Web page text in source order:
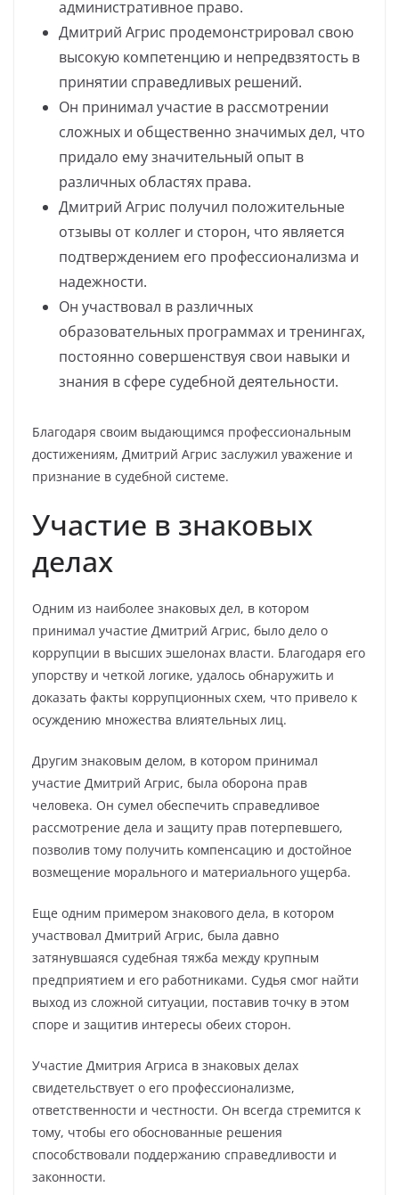
административное право.
Дмитрий Агрис продемонстрировал свою
высокую компетенцию и непредвзятость в
принятии справедливых решений.
Он принимал участие в рассмотрении
сложных и общественно значимых дел, что
придало ему значительный опыт в
различных областях права.
Дмитрий Агрис получил положительные
отзывы от коллег и сторон, что является
подтверждением его профессионализма и
надежности.
Он участвовал в различных
образовательных программах и тренингах,
постоянно совершенствуя свои навыки и
знания в сфере судебной деятельности.
Благодаря своим выдающимся профессиональным
достижениям, Дмитрий Агрис заслужил уважение и
признание в судебной системе.
Участие в знаковых
делах
Одним из наиболее знаковых дел, в котором
принимал участие Дмитрий Агрис, было дело о
коррупции в высших эшелонах власти. Благодаря его
упорству и четкой логике, удалось обнаружить и
доказать факты коррупционных схем, что привело к
осуждению множества влиятельных лиц.
Другим знаковым делом, в котором принимал
участие Дмитрий Агрис, была оборона прав
человека. Он сумел обеспечить справедливое
рассмотрение дела и защиту прав потерпевшего,
позволив тому получить компенсацию и достойное
возмещение морального и материального ущерба.
Еще одним примером знакового дела, в котором
участвовал Дмитрий Агрис, была давно
затянувшаяся судебная тяжба между крупным
предприятием и его работниками. Судья смог найти
выход из сложной ситуации, поставив точку в этом
споре и защитив интересы обеих сторон.
Участие Дмитрия Агриса в знаковых делах
свидетельствует о его профессионализме,
ответственности и честности. Он всегда стремится к
тому, чтобы его обоснованные решения
способствовали поддержанию справедливости и
законности.